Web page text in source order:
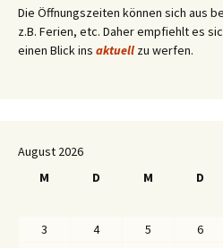
Die Öffnungszeiten können sich aus
z.B. Ferien, etc. Daher empfiehlt es
einen Blick ins aktuell zu werfen.
August 2026
M
D M D
3
4 5 6